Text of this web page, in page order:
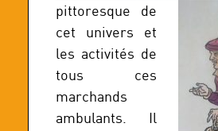
pittoresque de
cet univers et
les activités de
tous ces
marchands
ambulants. Il